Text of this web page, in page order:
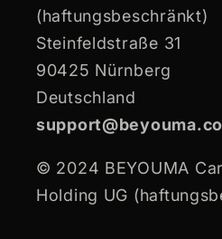
(haftungsbeschränkt)
Steinfeldstraße 31
90425 Nürnberg
Deutschland
© 2024 BEYOUMA
Holding UG